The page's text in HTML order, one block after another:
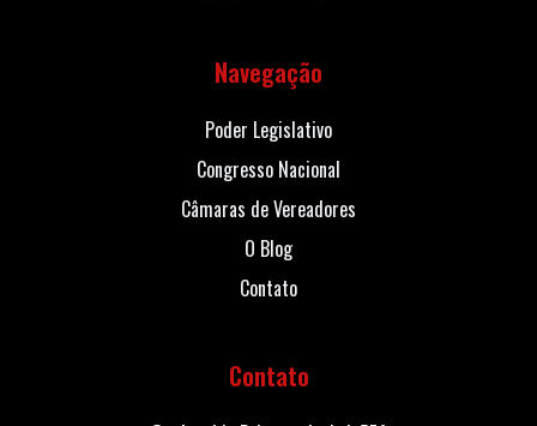
Navegação
Poder Legislativo
Congresso Nacional
Câmaras de Vereadores
O Blog
Contato
Contato